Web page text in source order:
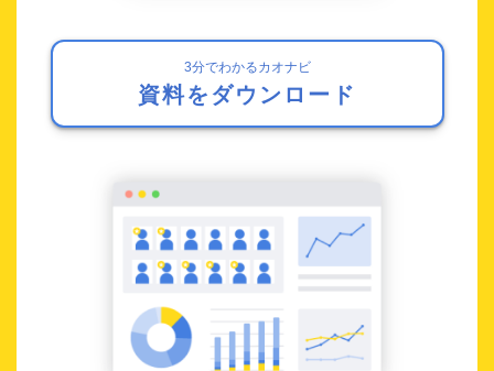
3分でわかるカオナビ
資料をダウンロード